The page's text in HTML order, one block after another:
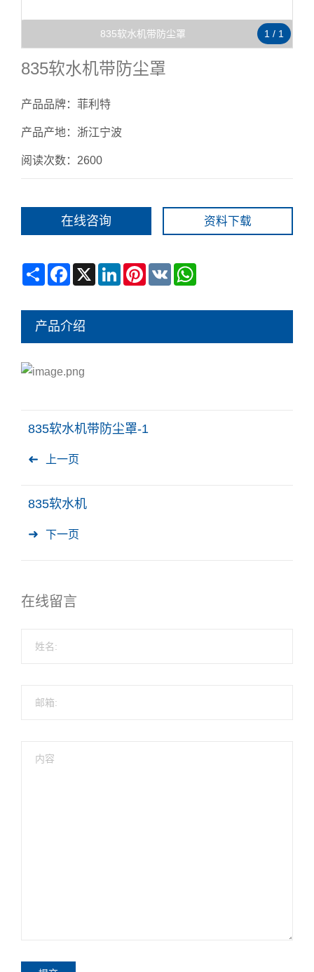
835软水机带防尘罩 1 / 1
835软水机带防尘罩
产品品牌：菲利特
产品产地：浙江宁波
阅读次数：2600
在线咨询 资料下载
Share Facebook
X LinkedInPinterest
VK
产品介绍
上一页
835软水机带防尘罩-1
下一页
835软水机
在线留言